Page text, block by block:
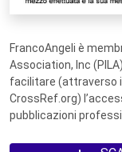
FrancoAngeli è
Association, Inc
facilitare (attraverso
CrossRef.org)
pubblicazioni